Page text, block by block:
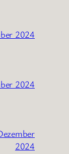
2024
2024
2024